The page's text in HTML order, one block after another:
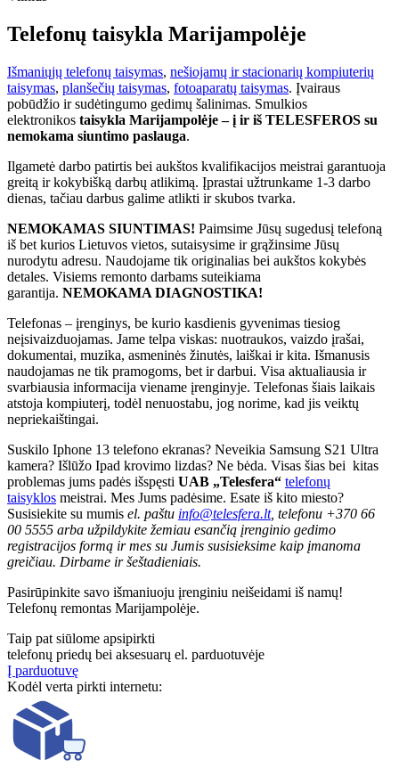
Telefonų taisykla Marijampolėje
Išmaniųjų telefonų taisymas, nešiojamų ir stacionarių kompiuterių
taisymas, planšečių taisymas, fotoaparatų taisymas. Įvairaus
pobūdžio ir sudėtingumo gedimų šalinimas. Smulkios
elektronikos taisykla Marijampolėje – į ir iš TELESFEROS su
nemokama siuntimo paslauga.
Ilgametė darbo patirtis bei aukštos kvalifikacijos meistrai garantuoja
greitą ir kokybišką darbų atlikimą. Įprastai užtrunkame 1-3 darbo
dienas, tačiau darbus galime atlikti ir skubos tvarka.
NEMOKAMAS SIUNTIMAS! Paimsime Jūsų sugedusį telefoną
iš bet kurios Lietuvos vietos, sutaisysime ir grąžinsime Jūsų
nurodytu adresu. Naudojame tik originalias bei aukštos kokybės
detales. Visiems remonto darbams suteikiama
garantija. NEMOKAMA DIAGNOSTIKA!
Telefonas – įrenginys, be kurio kasdienis gyvenimas tiesiog
neįsivaizduojamas. Jame telpa viskas: nuotraukos, vaizdo įrašai,
dokumentai, muzika, asmeninės žinutės, laiškai ir kita. Išmanusis
naudojamas ne tik pramogoms, bet ir darbui. Visa aktualiausia ir
svarbiausia informacija viename įrenginyje. Telefonas šiais laikais
atstoja kompiuterį, todėl nenuostabu, jog norime, kad jis veiktų
nepriekaištingai.
Suskilo Iphone 13 telefono ekranas? Neveikia Samsung S21 Ultra
kamera? Išlūžo Ipad krovimo lizdas? Ne bėda. Visas šias bei kitas
problemas jums padės išspęsti UAB „Telesfera“ telefonų
taisyklos meistrai. Mes Jums padėsime. Esate iš kito miesto?
Susisiekite su mumis el. paštu info@telesfera.lt, telefonu +370 66
00 5555 arba užpildykite žemiau esančią įrenginio gedimo
registracijos formą ir mes su Jumis susisieksime kaip įmanoma
greičiau. Dirbame ir šeštadieniais.
Pasirūpinkite savo išmaniuoju įrenginiu neišeidami iš namų!
Telefonų remontas Marijampolėje.
Taip pat siūlome apsipirkti
telefonų priedų bei aksesuarų el. parduotuvėje
Į parduotuvę
Kodėl verta pirkti internetu: